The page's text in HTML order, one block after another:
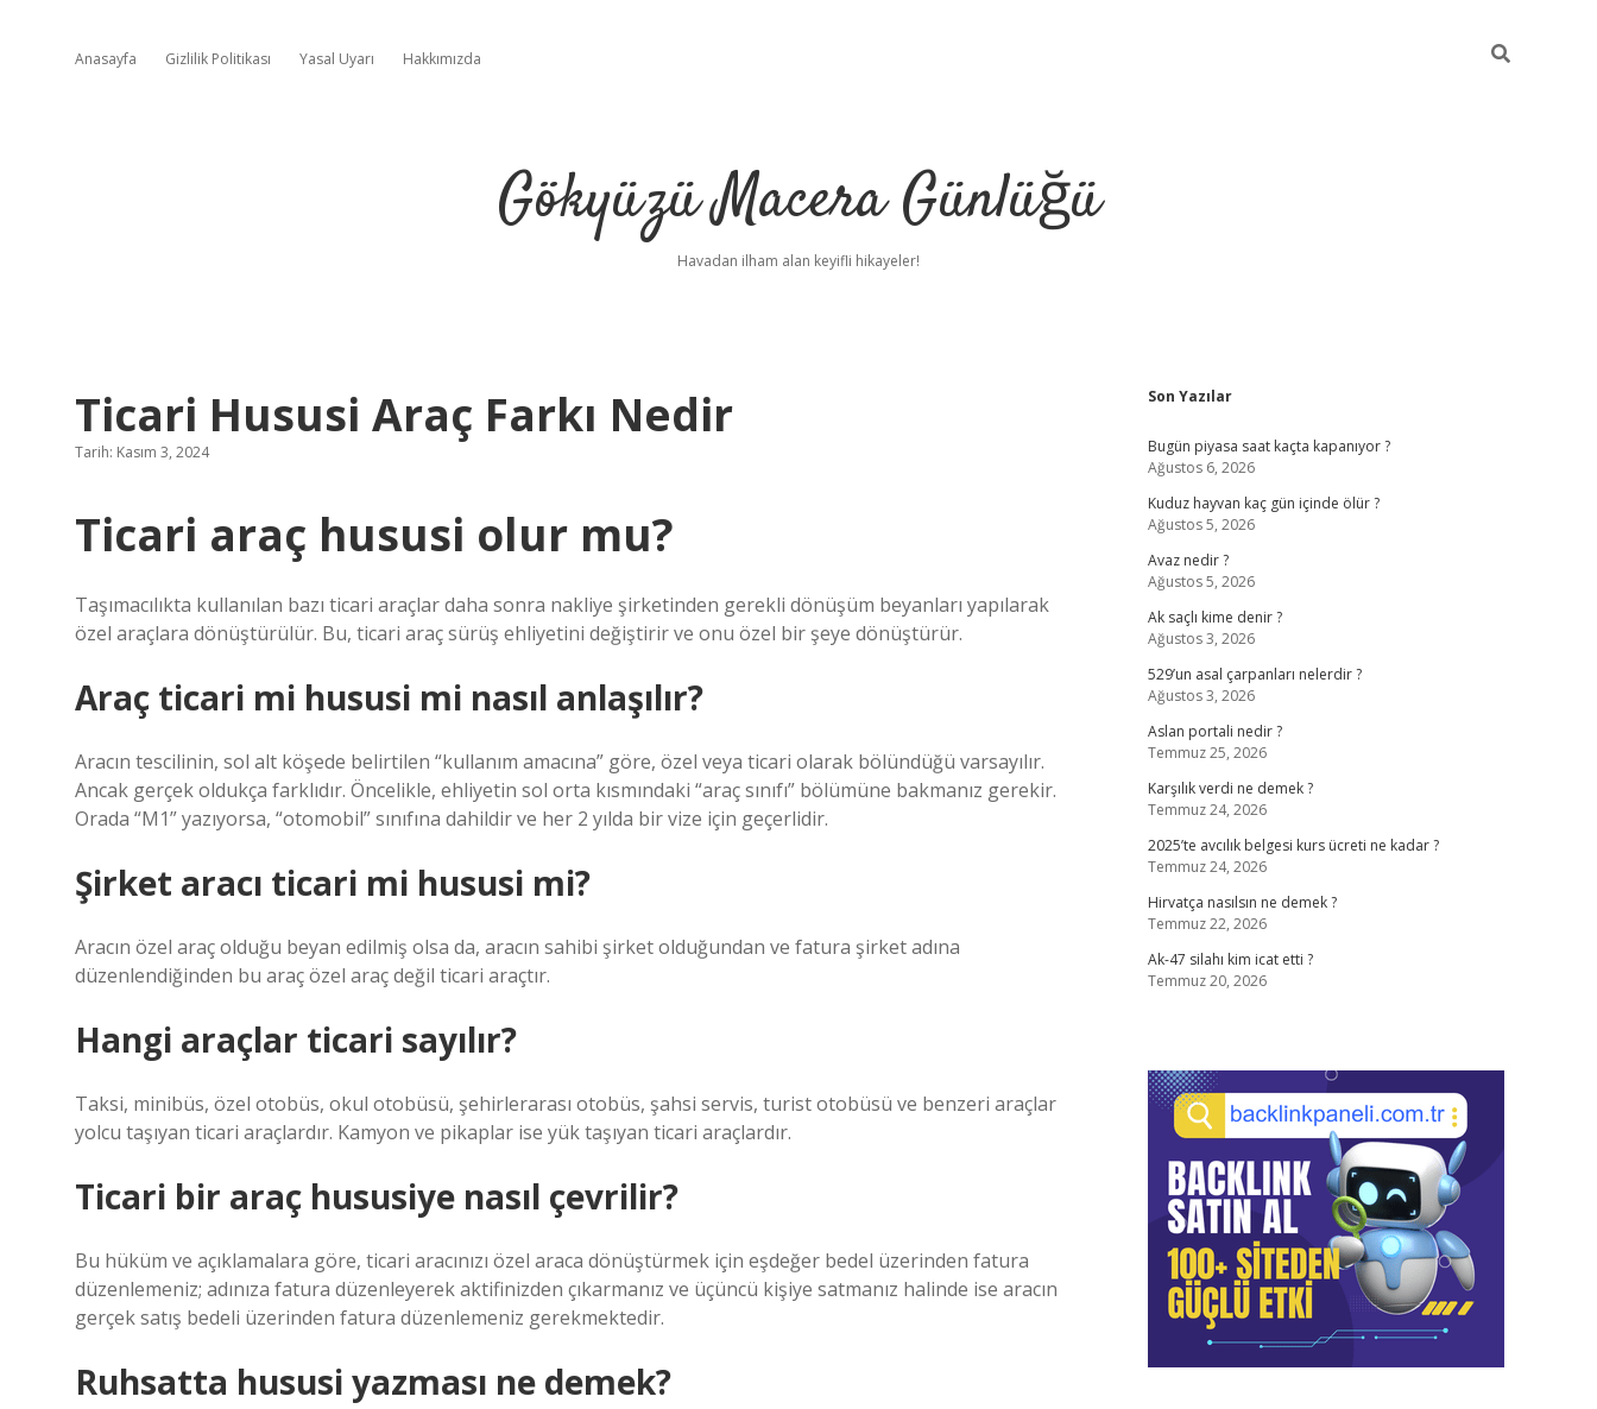
Anasayfa Gizlilik Politikası Yasal Uyarı Hakkımızda
Gökyüzü Macera Günlüğü
Havadan ilham alan keyifli hikayeler!
Ticari Hususi Araç Farkı Nedir
Tarih: Kasım 3, 2024
Ticari araç hususi olur mu?
Taşımacılıkta kullanılan bazı ticari araçlar daha sonra nakliye şirketinden gerekli dönüşüm beyanları yapılarak
özel araçlara dönüştürülür. Bu, ticari araç sürüş ehliyetini değiştirir ve onu özel bir şeye dönüştürür.
Araç ticari mi hususi mi nasıl anlaşılır?
Aracın tescilinin, sol alt köşede belirtilen “kullanım amacına” göre, özel veya ticari olarak bölündüğü varsayılır.
Ancak gerçek oldukça farklıdır. Öncelikle, ehliyetin sol orta kısmındaki “araç sınıfı” bölümüne bakmanız gerekir.
Orada “M1” yazıyorsa, “otomobil” sınıfına dahildir ve her 2 yılda bir vize için geçerlidir.
Şirket aracı ticari mi hususi mi?
Aracın özel araç olduğu beyan edilmiş olsa da, aracın sahibi şirket olduğundan ve fatura şirket adına
düzenlendiğinden bu araç özel araç değil ticari araçtır.
Hangi araçlar ticari sayılır?
Taksi, minibüs, özel otobüs, okul otobüsü, şehirlerarası otobüs, şahsi servis, turist otobüsü ve benzeri araçlar
yolcu taşıyan ticari araçlardır. Kamyon ve pikaplar ise yük taşıyan ticari araçlardır.
Ticari bir araç hususiye nasıl çevrilir?
Bu hüküm ve açıklamalara göre, ticari aracınızı özel araca dönüştürmek için eşdeğer bedel üzerinden fatura
düzenlemeniz; adınıza fatura düzenleyerek aktifinizden çıkarmanız ve üçüncü kişiye satmanız halinde ise aracın
gerçek satış bedeli üzerinden fatura düzenlemeniz gerekmektedir.
Ruhsatta hususi yazması ne demek?
Sidebar
Son Yazılar
Bugün piyasa saat kaçta kapanıyor ?
Ağustos 6, 2026
Kuduz hayvan kaç gün içinde ölür ?
Ağustos 5, 2026
Avaz nedir ?
Ağustos 5, 2026
Ak saçlı kime denir ?
Ağustos 3, 2026
529’un asal çarpanları nelerdir ?
Ağustos 3, 2026
Aslan portali nedir ?
Temmuz 25, 2026
Karşılık verdi ne demek ?
Temmuz 24, 2026
2025’te avcılık belgesi kurs ücreti ne kadar ?
Temmuz 24, 2026
Hirvatça nasılsın ne demek ?
Temmuz 22, 2026
Ak-47 silahı kim icat etti ?
Temmuz 20, 2026